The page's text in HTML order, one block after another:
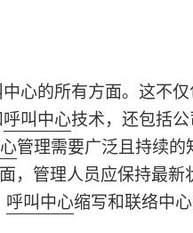
心的所有方面。这不
呼叫中心技术，还包括
管理需要广泛且持续的
，管理人员应保持最
呼叫中心缩写和联络中